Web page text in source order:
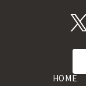
HOME